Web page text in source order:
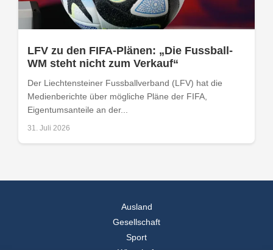
LFV zu den FIFA-Plänen: „Die Fussball-
WM steht nicht zum Verkauf“
Der Liechtensteiner Fussballverband (LFV) hat die
Medienberichte über mögliche Pläne der FIFA,
Eigentumsanteile an der...
31. Juli 2026
Ausland
Gesellschaft
Sport